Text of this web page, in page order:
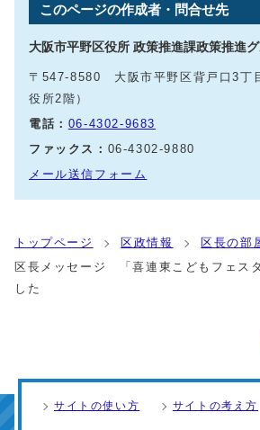
このページの作成者・問合せ先
大阪市平野区役所 政策推進課政策推進
〒547-8580 大阪市平野区背戸口3丁
役所2階）
電話： 06-4302-9683
ファックス： 06-4302-9880
メール送信フォーム
トップページ 区政情報
区長の部
区長メッセージ 「喜連東こどもフェス
した
サイトの使い方 サイトの考え方